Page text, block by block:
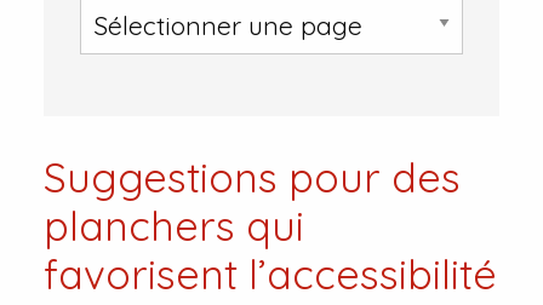
Suggestions pour des
planchers qui
favorisent l’accessibilité